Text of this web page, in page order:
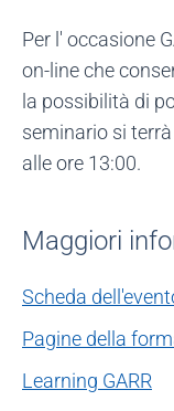
Per l' occasione
on-line che
la possibilità di
seminario si
alle ore 13:00.
Maggiori
Scheda
Pagine della
Learning GARR